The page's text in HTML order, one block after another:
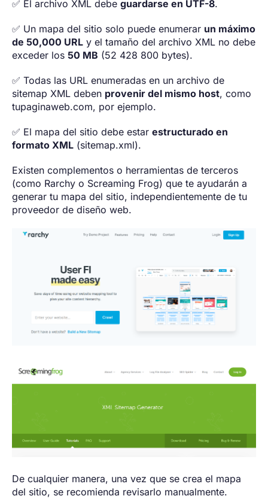
✅ El archivo XML debe guardarse en UTF-8.
✅ Un mapa del sitio solo puede enumerar un máximo
de 50,000 URL y el tamaño del archivo XML no debe
exceder los 50 MB (52 428 800 bytes).
✅ Todas las URL enumeradas en un archivo de
sitemap XML deben provenir del mismo host, como
tupaginaweb.com, por ejemplo.
✅ El mapa del sitio debe estar estructurado en
formato XML (sitemap.xml).
Existen complementos o herramientas de terceros
(como Rarchy o Screaming Frog) que te ayudarán a
generar tu mapa del sitio, independientemente de tu
proveedor de diseño web.
De cualquier manera, una vez que se crea el mapa
del sitio, se recomienda revisarlo manualmente.